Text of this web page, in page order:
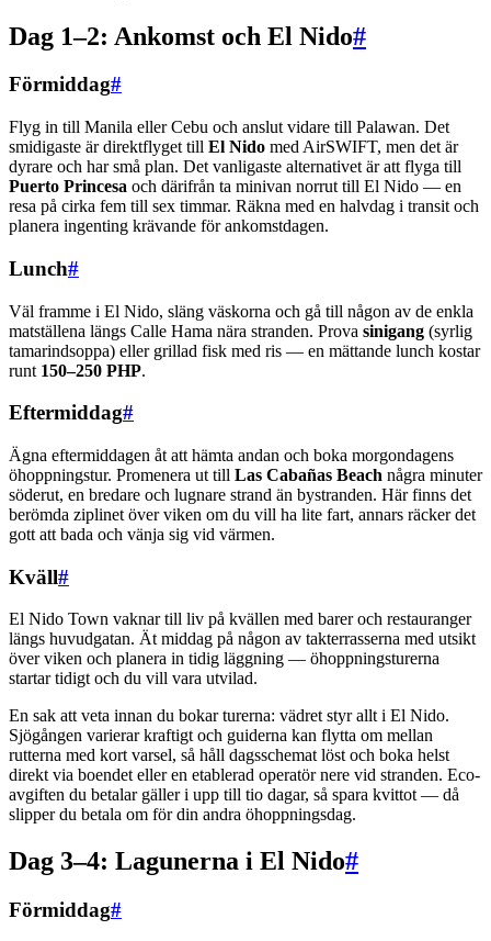
Dag 1–2: Ankomst och El Nido#
Förmiddag#
Flyg in till Manila eller Cebu och anslut vidare till Palawan. Det
smidigaste är direktflyget till El Nido med AirSWIFT, men det är
dyrare och har små plan. Det vanligaste alternativet är att flyga till
Puerto Princesa och därifrån ta minivan norrut till El Nido — en
resa på cirka fem till sex timmar. Räkna med en halvdag i transit och
planera ingenting krävande för ankomstdagen.
Lunch#
Väl framme i El Nido, släng väskorna och gå till någon av de enkla
matställena längs Calle Hama nära stranden. Prova sinigang (syrlig
tamarindsoppa) eller grillad fisk med ris — en mättande lunch kostar
runt 150–250 PHP.
Eftermiddag#
Ägna eftermiddagen åt att hämta andan och boka morgondagens
öhoppningstur. Promenera ut till Las Cabañas Beach några minuter
söderut, en bredare och lugnare strand än bystranden. Här finns det
berömda ziplinet över viken om du vill ha lite fart, annars räcker det
gott att bada och vänja sig vid värmen.
Kväll#
El Nido Town vaknar till liv på kvällen med barer och restauranger
längs huvudgatan. Ät middag på någon av takterrasserna med utsikt
över viken och planera in tidig läggning — öhoppningsturerna
startar tidigt och du vill vara utvilad.
En sak att veta innan du bokar turerna: vädret styr allt i El Nido.
Sjögången varierar kraftigt och guiderna kan flytta om mellan
rutterna med kort varsel, så håll dagsschemat löst och boka helst
direkt via boendet eller en etablerad operatör nere vid stranden. Eco-
avgiften du betalar gäller i upp till tio dagar, så spara kvittot — då
slipper du betala om för din andra öhoppningsdag.
Dag 3–4: Lagunerna i El Nido#
Förmiddag#